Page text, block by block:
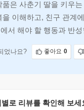
상처 내도록 만들었음
로 우리는 타인의 삶
와 만나 『당연하게
이 특별한 이야기에 누
품은 사춘기 딸을 키우
을 이해하고, 친구 관계
서 해야 할 행동과 반
었나요? 좋아요 0
별로 리뷰를 확인해 보세